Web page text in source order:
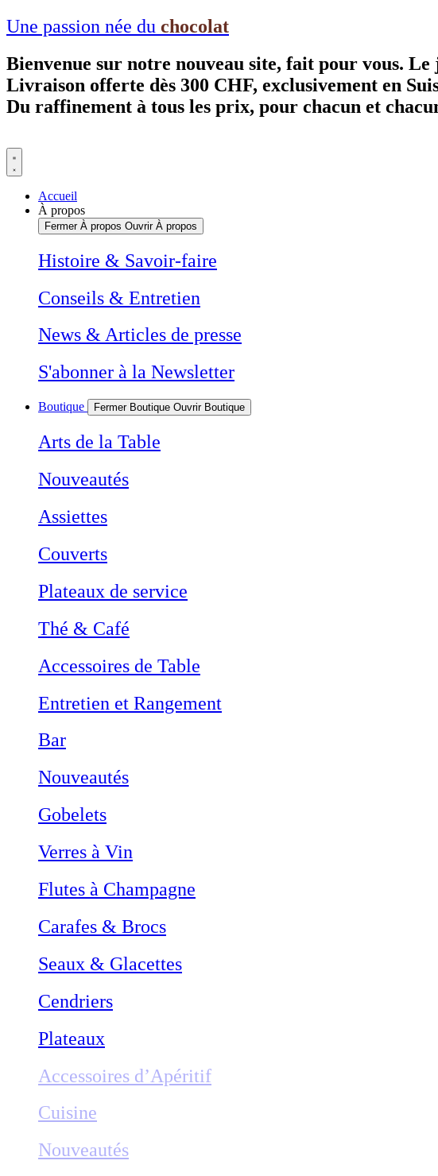
Aller
au
Une passion née du chocolat
Bienvenue sur notre nouveau site, fait pour vous. Le
Livraison offerte dès 300 CHF, exclusivement en
Du raffinement à tous les prix, pour chacun et
Accueil
À propos
Fermer À propos Ouvrir À propos
Histoire & Savoir-faire
Conseils & Entretien
News & Articles de presse
S'abonner à la Newsletter
Boutique Fermer Boutique Ouvrir Boutique
Arts de la Table
Nouveautés
Assiettes
Couverts
Plateaux de service
Thé & Café
Accessoires de Table
Entretien et Rangement
Bar
Nouveautés
Gobelets
Verres à Vin
Flutes à Champagne
Carafes & Brocs
Seaux & Glacettes
Cendriers
Plateaux
Accessoires d’Apéritif
Cuisine
Nouveautés